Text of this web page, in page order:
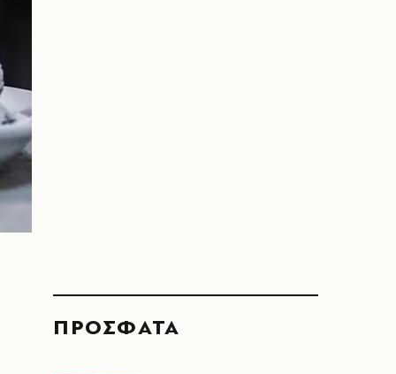
ΠΡΟΣΦΑΤΑ